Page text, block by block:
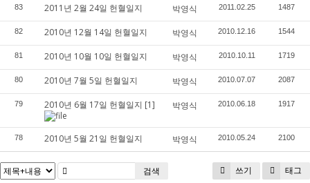
83 2011년 2월 24일 헌혈일지 박영식 2011.02.25 1487
82 2010년 12월 14일 헌혈일지 박영식 2010.12.16 1544
81 2010년 10월 10일 헌혈일지 박영식 2010.10.11 1719
80 2010년 7월 5일 헌혈일지 박영식 2010.07.07 2087
79 2010년 6월 17일 헌혈일지 [1] 박영식 2010.06.18 1917
78 2010년 5월 21일 헌혈일지 박영식 2010.05.24 2100
쓰기 태그
검색